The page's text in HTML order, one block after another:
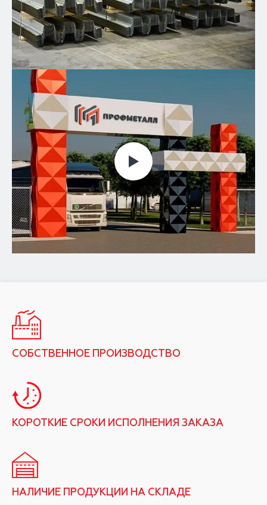
СОБСТВЕННОЕ ПРОИЗВОДСТВО
КОРОТКИЕ СРОКИ ИСПОЛНЕНИЯ ЗАКАЗА
НАЛИЧИЕ ПРОДУКЦИИ НА СКЛАДЕ